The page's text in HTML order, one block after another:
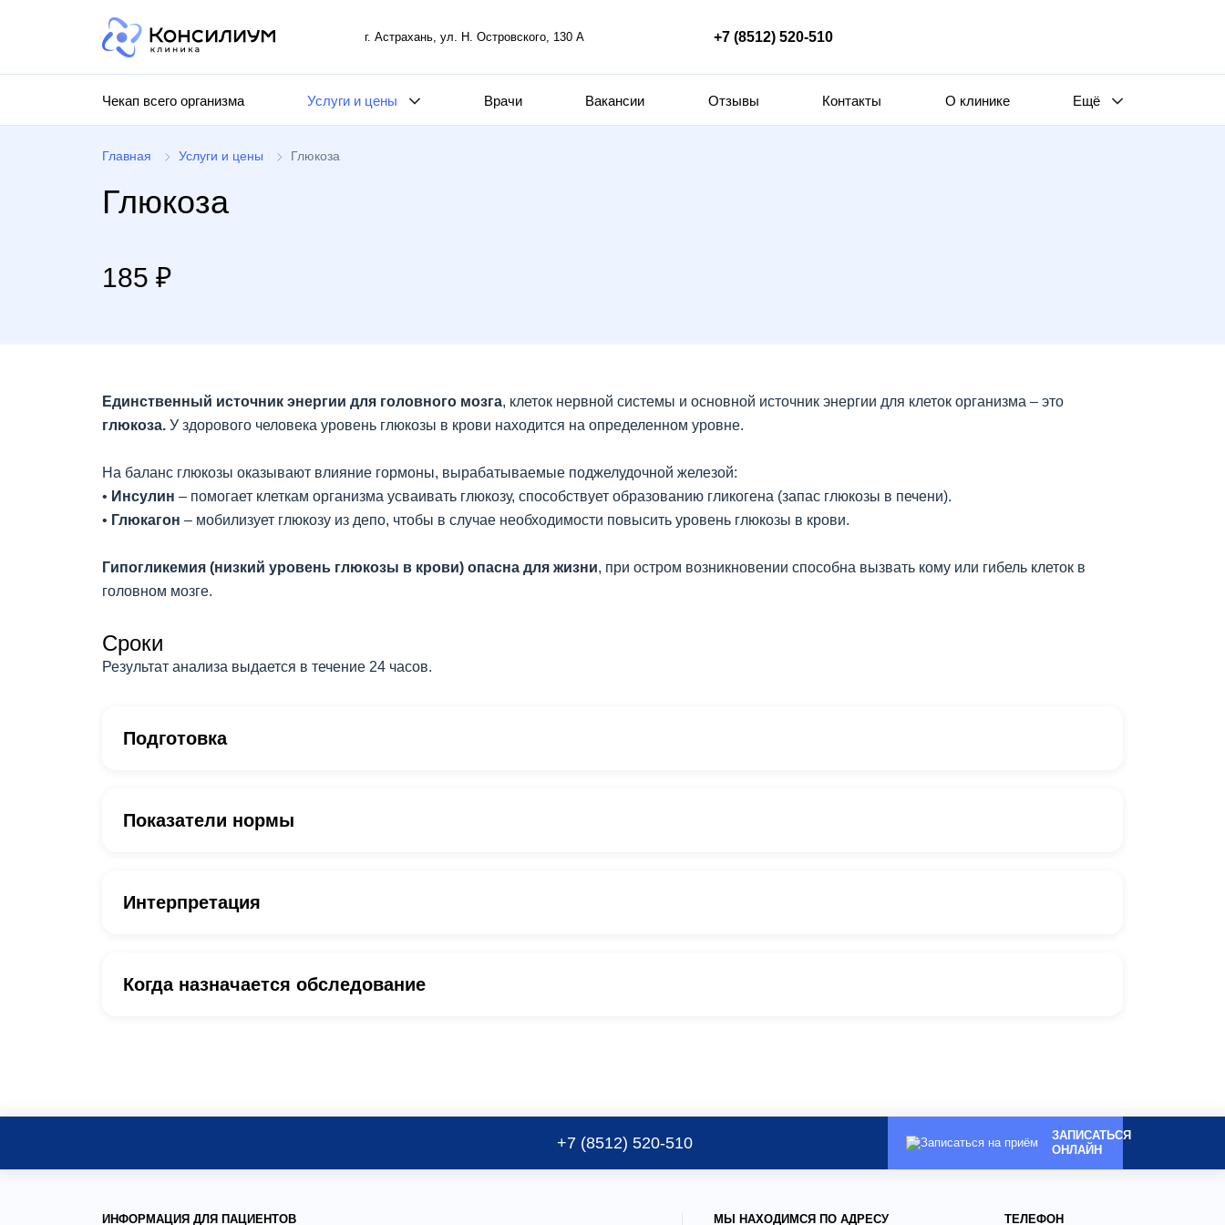
г. Астрахань, ул. Н. Островского, 130 А +7 (8512) 520-510
Чекап всего организма Услуги и цены Врачи Вакансии Отзывы Контакты О клинике Ещё
Главная Услуги и цены Глюкоза
Глюкоза
185 ₽
Единственный источник энергии для головного мозга, клеток нервной системы и основной источник энергии для клеток организма – это
глюкоза. У здорового человека уровень глюкозы в крови находится на определенном уровне.
На баланс глюкозы оказывают влияние гормоны, вырабатываемые поджелудочной железой:
• Инсулин – помогает клеткам организма усваивать глюкозу, способствует образованию гликогена (запас глюкозы в печени).
• Глюкагон – мобилизует глюкозу из депо, чтобы в случае необходимости повысить уровень глюкозы в крови.
Гипогликемия (низкий уровень глюкозы в крови) опасна для жизни, при остром возникновении способна вызвать кому или гибель клеток в
головном мозге.
Сроки
Результат анализа выдается в течение 24 часов.
Подготовка
Показатели нормы
Интерпретация
Когда назначается обследование
+7 (8512) 520-510
ЗАПИСАТЬСЯ
ОНЛАЙН
ИНФОРМАЦИЯ ДЛЯ ПАЦИЕНТОВ МЫ НАХОДИМСЯ ПО АДРЕСУ ТЕЛЕФОН